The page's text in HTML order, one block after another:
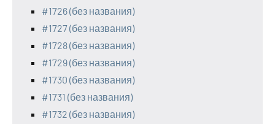
#1726 (без названия)
#1727 (без названия)
#1728 (без названия)
#1729 (без названия)
#1730 (без названия)
#1731 (без названия)
#1732 (без названия)